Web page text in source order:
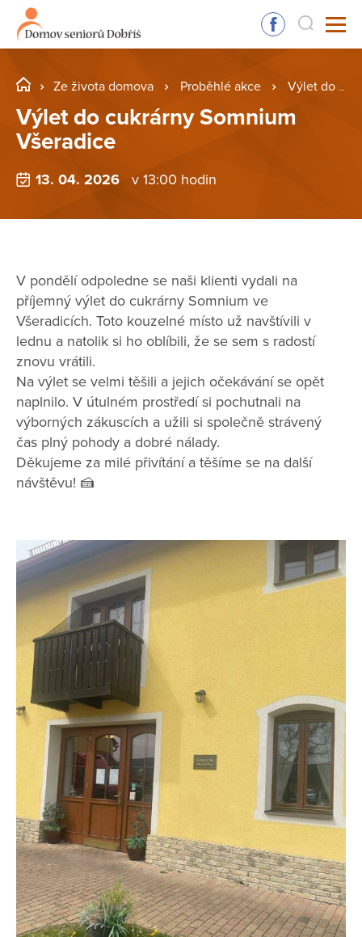
Ze života domova Proběhlé akce Výlet do cukrárny Somnium Všeradice
Výlet do cukrárny Somnium
Všeradice
13. 04. 2026 v 13:00 hodin
V pondělí odpoledne se naši klienti vydali na
příjemný výlet do cukrárny Somnium ve
Všeradicích. Toto kouzelné místo už navštívili v
lednu a natolik si ho oblíbili, že se sem s radostí
znovu vrátili.
Na výlet se velmi těšili a jejich očekávání se opět
naplnilo. V útulném prostředí si pochutnali na
výborných zákuscích a užili si společně strávený
čas plný pohody a dobré nálady.
Děkujeme za milé přivítání a těšíme se na další
návštěvu! 🍰